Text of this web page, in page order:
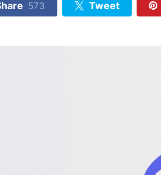
573 Tweet